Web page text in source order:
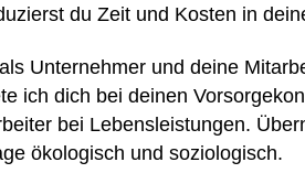
du Zeit und Kosten in
Unternehmer und deine
ich dich bei deinen
bei Lebensleistungen.
ökologisch und soziologisch.